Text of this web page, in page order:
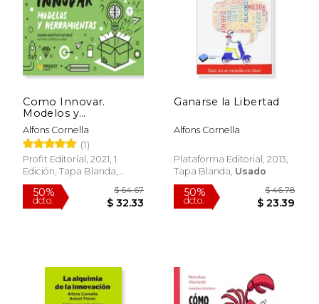
Como Innovar.
Modelos y
Herramientas
Alfons Cornella
(1)
Profit Editorial, 2021, 1
Edición, Tapa Blanda,
Nuevo
50%
Ganarse la Libertad
Alfons Cornella
Plataforma Editorial, 2013,
Tapa Blanda, Usado
50%
dcto.